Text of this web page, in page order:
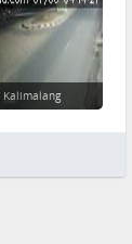
Kalimalang